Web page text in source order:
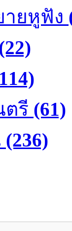
ายหูฟัง
ตรี (61)
(236)